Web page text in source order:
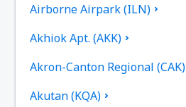
Airborne Airpark (ILN)
Akhiok Apt. (AKK)
Akron-Canton Regional (CAK)
Akutan (KQA)